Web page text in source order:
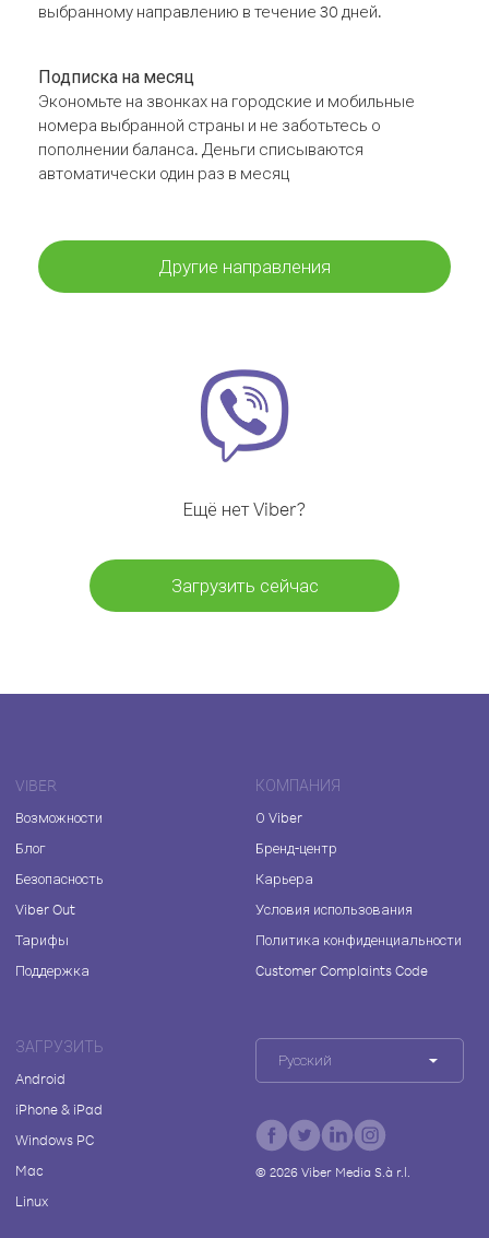
выбранному направлению в течение 30 дней.
Подписка на месяц
Экономьте на звонках на городские и мобильные
номера выбранной страны и не заботьтесь о
пополнении баланса. Деньги списываются
автоматически один раз в месяц
Другие направления
Ещё нет Viber?
Загрузить сейчас
VIBER
Возможности
Блог
Безопасность
Viber Out
Тарифы
Поддержка
КОМПАНИЯ
О Viber
Бренд-центр
Карьера
Условия использования
Политика конфиденциальности
Customer Complaints Code
ЗАГРУЗИТЬ
Android
iPhone & iPad
Windows PC
Mac
Linux
Русский
© 2026Viber Media S.à r.l.